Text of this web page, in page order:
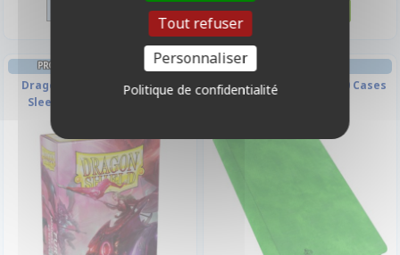
PROTÈGES CARTES FORMAT JAP
Dragon Shield - 60 Japanese
Sleeves Dual Matte - Fury
Prime Album - Vert - 360 Cases
Tout refuser
Personnaliser
Politique de confidentialité